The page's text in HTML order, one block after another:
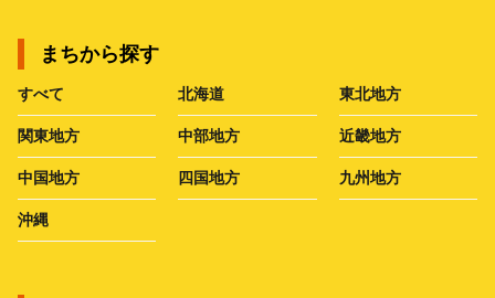
まちから探す
すべて 北海道 東北地方
関東地方 中部地方 近畿地方
中国地方 四国地方 九州地方
沖縄